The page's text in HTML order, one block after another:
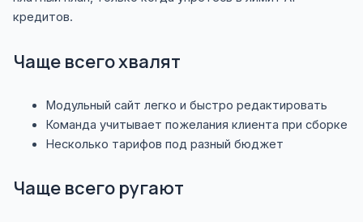
кредитов.
Чаще всего хвалят
Модульный сайт легко и быстро редактировать
Команда учитывает пожелания клиента при сборке
Несколько тарифов под разный бюджет
Чаще всего ругают